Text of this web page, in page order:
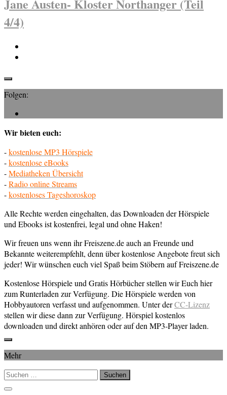
Jane Austen- Kloster Northanger (Teil
4/4)
Folgen:
Wir bieten euch:
-kostenlose MP3 Hörspiele
-kostenlose eBooks
-Mediatheken Übersicht
-Radio online Streams
-kostenloses Tageshoroskop
Alle Rechte werden eingehalten, das Downloaden der Hörspiele
und Ebooks ist kostenfrei, legal und ohne Haken!
Wir freuen uns wenn ihr Freiszene.de auch an Freunde und
Bekannte weiterempfehlt, denn über kostenlose Angebote freut sich
jeder! Wir wünschen euch viel Spaß beim Stöbern auf Freiszene.de
Kostenlose Hörspiele und Gratis Hörbücher stellen wir Euch hier
zum Runterladen zur Verfügung. Die Hörspiele werden von
Hobbyautoren verfasst und aufgenommen. Unter derCC-Lizenz
stellen wir diese dann zur Verfügung. Hörspiel kostenlos
downloaden und direkt anhören oder auf den MP3-Player laden.
Mehr
Suchen